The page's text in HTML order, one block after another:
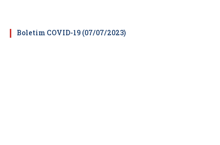
Boletim COVID-19 (07/07/2023)